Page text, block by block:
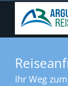
Ihr Weg